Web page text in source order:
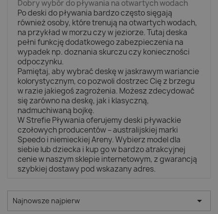
Dobry wybór do pływania na otwartych wodach
Po deski do pływania bardzo często sięgają
również osoby, które trenują na otwartych wodach,
na przykład w morzu czy w jeziorze. Tutaj deska
pełni funkcję dodatkowego zabezpieczenia na
wypadek np. doznania skurczu czy konieczności
odpoczynku.
Pamiętaj, aby wybrać deskę w jaskrawym wariancie
kolorystycznym, co pozwoli dostrzec Cię z brzegu
w razie jakiegoś zagrożenia. Możesz zdecydować
się zarówno na deskę, jak i klasyczną,
nadmuchiwaną bojkę.
W Strefie Pływania oferujemy deski pływackie
czołowych producentów – australijskiej marki
Speedo i niemieckiej Areny. Wybierz model dla
siebie lub dziecka i kup go w bardzo atrakcyjnej
cenie w naszym sklepie internetowym, z gwarancją
szybkiej dostawy pod wskazany adres.
Najnowsze najpierw 